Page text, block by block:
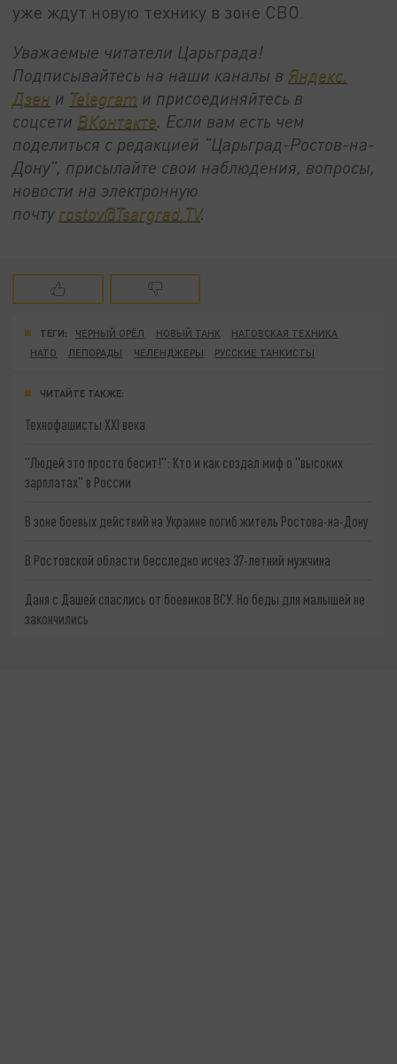
уже ждут новую технику в зоне СВО.
Уважаемые читатели Царьграда!
Подписывайтесь на наши каналы в Яндекс.
Дзен и Telegram и присоединяйтесь в
соцсети ВКонтакте. Если вам есть чем
поделиться с редакцией "Царьград-Ростов-на-
Дону", присылайте свои наблюдения, вопросы,
новости на электронную
почту rostov@Tsargrad.ТV.
ТЕГИ: ЧЕРНЫЙ ОРЁЛ НОВЫЙ ТАНК
НАТОВСКАЯ ТЕХНИКА
НАТО
ЛЕПОРАДЫ ЧЕЛЕНДЖЕРЫ РУССКИЕ ТАНКИСТЫ
ЧИТАЙТЕ ТАКЖЕ:
Технофашисты XXI века
"Людей это просто бесит!": Кто и как создал миф о "высоких
зарплатах" в России
В зоне боевых действий на Украине погиб житель Ростова-на-Дону
В Ростовской области бесследно исчез 37-летний мужчина
Даня с Дашей спаслись от боевиков ВСУ. Но беды для малышей не
закончились